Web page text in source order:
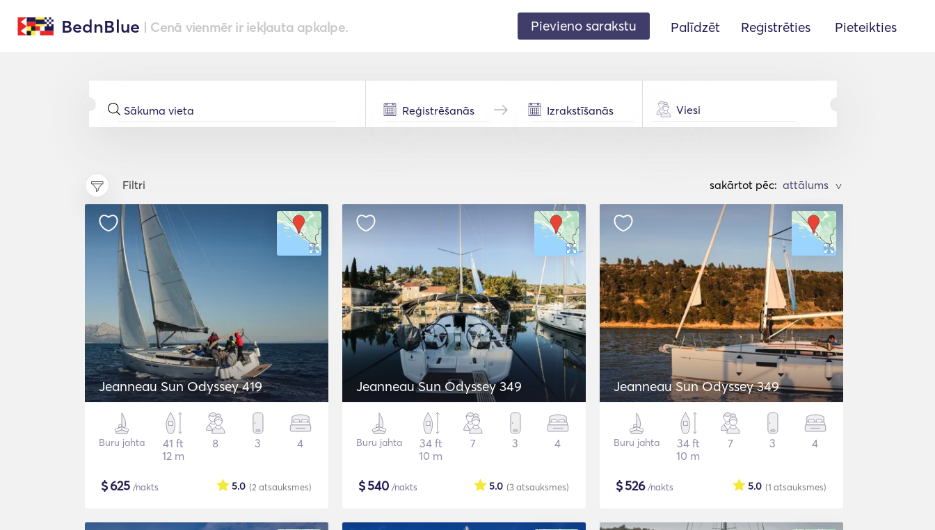
BednBlue | Cenā vienmēr ir iekļauta apkalpe. Pievieno sarakstu Palīdzēt Reģistrēties Pieteikties
Viesi
Filtri sakārtot pēc: >
Jeanneau Sun Odyssey 419
Buru jahta
41 ft
12 m
8 3 4
$625 /nakts (2 atsauksmes)
5.0
Jeanneau Sun Odyssey 349
Buru jahta
34 ft
10 m
7 3 4
$540 /nakts (3atsauksmes)
5.0
Jeanneau Sun Odyssey 349
Buru jahta
34 ft
10 m
7 3 4
$526/nakts (1 atsauksmes)
5.0